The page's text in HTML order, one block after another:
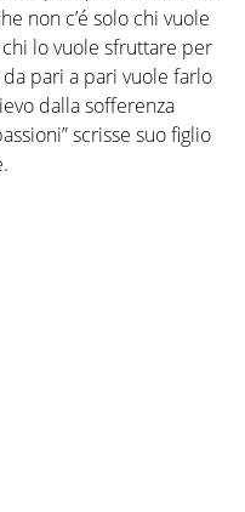
non c’é solo chi vuole
lo vuole sfruttare per
pari a pari vuole farlo
dalla sofferenza
scrisse suo figlio